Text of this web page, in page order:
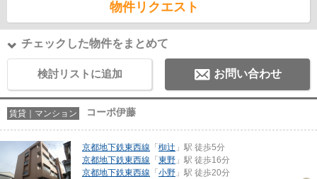
物件リクエスト
チェックした物件をまとめて
検討リストに追加 お問い合わせ
賃貸｜マンション コーポ伊藤
京都地下鉄東西線 「 椥辻 」駅 徒歩5分
京都地下鉄東西線 「 東野 」駅 徒歩16分
京都地下鉄東西線 「 小野 」駅 徒歩20分